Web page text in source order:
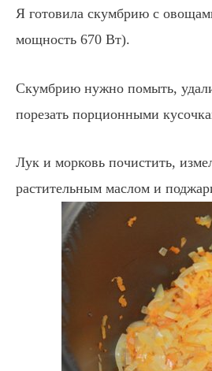
Я готовила скумбрию с
мощность 670 Вт).
Скумбрию нужно помыть,
порезать порционными
Лук и морковь почистить,
растительным маслом и